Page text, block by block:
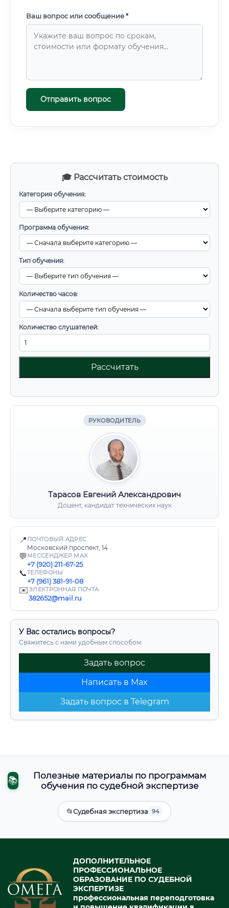
🎓 Рассчитать стоимость
Категория обучения:
Программа обучения:
Тип обучения:
Количество часов:
Количество слушателей:
Рассчитать
РУКОВОДИТЕЛЬ
Тарасов Евгений Александрович
Доцент, кандидат технических наук
📍 ПОЧТОВЫЙ АДРЕС
Московский проспект, 14
💬 МЕССЕНДЖЕР MAX
+7 (920) 211-67-25
📞ТЕЛЕФОНЫ
+7 (961) 381-91-08
✉️ЭЛЕКТРОННАЯ ПОЧТА
382652@mail.ru
У Вас остались вопросы?
Свяжитесь с нами удобным способом:
Задать вопрос
Написать в Max
Задать вопрос в Telegram
Ваш вопрос или сообщение *
Отправить вопрос
📚
Полезные материалы по программам
обучения по судебной экспертизе
📂Судебная экспертиза 94
ДОПОЛНИТЕЛЬНОЕ
ПРОФЕССИОНАЛЬНОЕ
ОБРАЗОВАНИЕ ПО СУДЕБНОЙ
ЭКСПЕРТИЗЕ
профессиональная переподготовка